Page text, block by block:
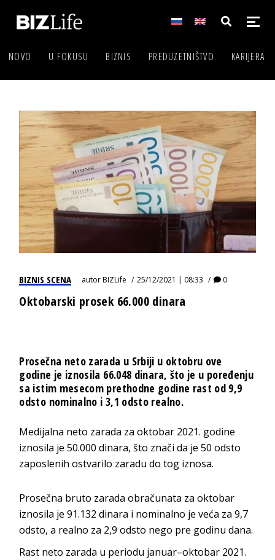
NOVO U FOKUSU BIZNIS PREDUZETNIŠTVO KARIJERA
BIZNIS SCENA autorBIZLife 25/12/2021 | 08:33 0
Oktobarski prosek 66.000 dinara
Prosečna neto zarada u Srbiji u oktobru ove
godine je iznosila 66.048 dinara, što je u poređenju
sa istim mesecom prethodne godine rast od 9,9
odsto nominalno i 3,1 odsto realno.
Medijalna neto zarada za oktobar 2021. godine
iznosila je 50.000 dinara, što znači da je 50 odsto
zaposlenih ostvarilo zaradu do tog iznosa.
Prosečna bruto zarada obračunata za oktobar
iznosila je 91.132 dinara i nominalno je veća za 9,7
odsto, a realno za 2,9 odsto nego pre godinu dana.
Rast neto zarada u periodu januar–oktobar 2021.